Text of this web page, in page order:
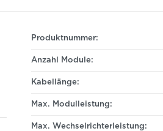
Produktnummer:
Anzahl Module:
Kabellänge:
Max. Modulleistung:
Max. Wechselrichterleistung: